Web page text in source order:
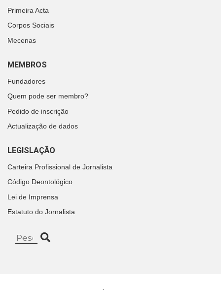
Primeira Acta
Corpos Sociais
Mecenas
MEMBROS
Fundadores
Quem pode ser membro?
Pedido de inscrição
Actualização de dados
LEGISLAÇÃO
Carteira Profissional de Jornalista
Código Deontológico
Lei de Imprensa
Estatuto do Jornalista